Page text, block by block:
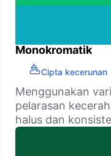
Monokromatik
Cipta kecerunan
Menggunakan
pelarasan
halus dan